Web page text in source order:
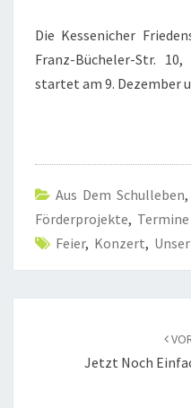
Die Kessenicher
Franz-Bücheler-Str.
startet am 9. Dezember
Aus Dem Schulleben,
Förderprojekte, Termine
Feier, Konzert,
Jetzt Noch